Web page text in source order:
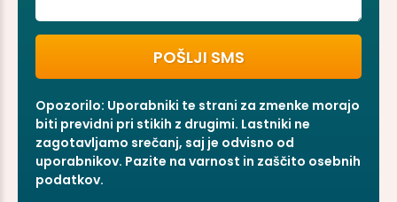
Opozorilo: Uporabniki te strani za zmenke morajo
biti previdni pri stikih z drugimi. Lastniki ne
zagotavljamo srečanj, saj je odvisno od
uporabnikov. Pazite na varnost in zaščito osebnih
podatkov.